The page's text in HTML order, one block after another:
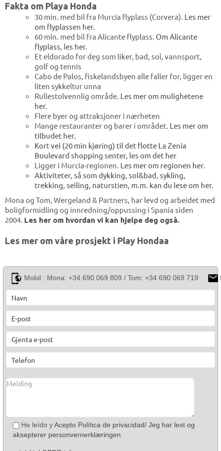
Fakta om Playa Honda
30 min. med bil fra Murcia flyplass (Corvera). Les mer
om flyplassen her.
60 min. med bil fra Alicante flyplass. Om Alicante
flyplass, les her.
Et eldorado for deg som liker, bad, sol, vannsport,
golf og tennis
Cabo de Palos, fiskelandsbyen alle faller for, ligger en
liten sykkeltur unna
Rullestolvennlig område. Les mer om mulighetene
her.
Flere byer og attraksjoner i nærheten
Mange restauranter og barer i området. Les mer om
tilbudet her.
Kort vei (20 min kjøring) til det flotte La Zenia
Boulevard shopping senter, les om det her
Ligger i Murcia-regionen. Les mer om regionen her.
Aktiviteter, så som dykking, sol&bad, sykling,
trekking, seiling, naturstien, m.m. kan du lese om her.
Mona og Tom, Wergeland & Partners, har levd og arbeidet med
boligformidling og innredning/oppussing i Spania siden
2004. Les her om hvordan vi kan hjelpe deg også.
Les mer om våre prosjekt i Play Hondaa
Mobil : Mona: +34 690 069 809 / Tom: +34 690 069 719
He leído yAcepto Política de privacidad/ Jeg har lest og
aksepterer personvernerklæringen